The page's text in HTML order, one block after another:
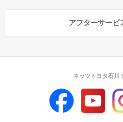
アフターサービ
ネッツトヨタ石川